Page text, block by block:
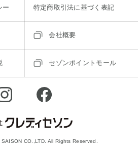
ー 特定商取引法に基づく表記
会社概要
セゾンポイントモール
CO.,LTD. All Rights Reserved.